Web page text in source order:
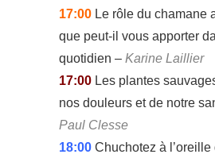
17:00 Le rôle du chamane
que peut-il vous apporter
quotidien – Karine Laillier
17:00 Les plantes
nos douleurs et de notre
Paul Clesse
18:00 Chuchotez à